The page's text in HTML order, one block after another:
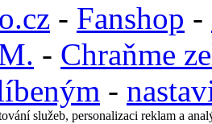
- Fanshop -
- Chraňme
-
služeb, personalizaci reklam a